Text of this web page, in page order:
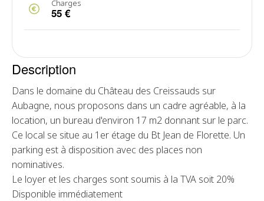
Charges
55 €
Description
Dans le domaine du Château des Creissauds sur
Aubagne, nous proposons dans un cadre agréable, à la
location, un bureau d'environ 17 m2 donnant sur le parc.
Ce local se situe au 1er étage du Bt Jean de Florette. Un
parking est à disposition avec des places non
nominatives.
Le loyer et les charges sont soumis à la TVA soit 20%
Disponible immédiatement